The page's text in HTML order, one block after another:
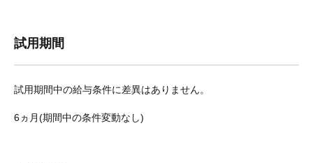
試用期間
試用期間中の給与条件に差異はありません。
6ヵ月(期間中の条件変動なし)